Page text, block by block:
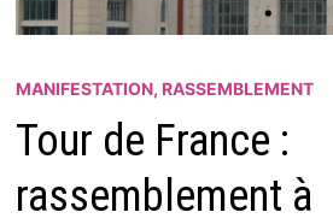
MANIFESTATION, RASSEMBLEMENT
Tour de France :
rassemblement à